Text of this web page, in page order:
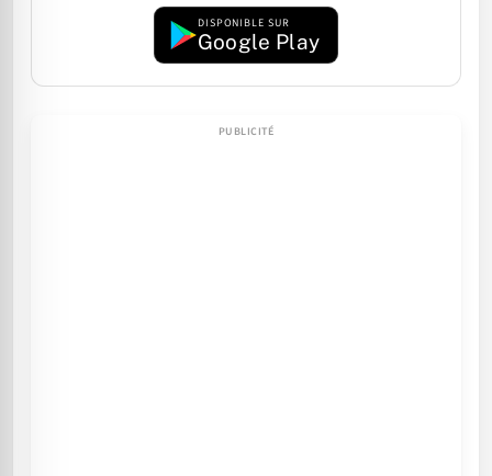
DISPONIBLE SUR
Google Play